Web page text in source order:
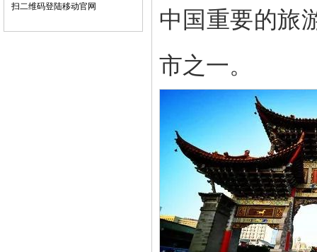
扫二维码登陆移动官网
中国重要的旅
市之一。